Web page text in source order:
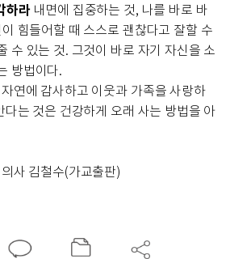
하라내면에 집중하는 것, 나를 바로 바
힘들어할 때 스스로 괜찮다고 잘할 수
수 있는 것. 그것이 바로 자기 자신을 소
방법이다.
자연에 감사하고 이웃과 가족을 사랑하
다는 것은 건강하게 오래 사는 방법을 아
사 김철수(가교출판)